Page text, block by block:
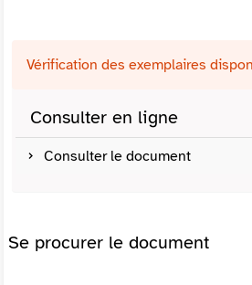
Vérification des exemplaires
Consulter en ligne
Consulter le document
Se procurer le document